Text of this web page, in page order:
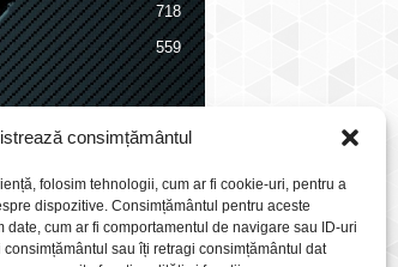
consimțământul
folosim tehnologii, cum ar fi cookie-uri, pentru a
dispozitive. Consimțământul pentru aceste
cum ar fi comportamentul de navigare sau ID-uri
sau îți retragi consimțământul dat
718
559